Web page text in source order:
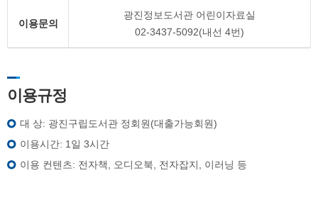
이용문의
광진정보도서관 어린이자료실
02-3437-5092(내선 4번)
이용규정
대 상: 광진구립도서관 정회원(대출가능회원)
이용시간: 1일 3시간
이용 컨텐츠: 전자책, 오디오북, 전자잡지, 이러닝 등